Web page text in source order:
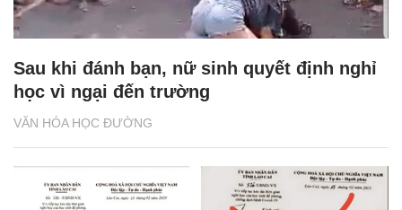
VĂN HÓA HỌC ĐƯỜNG
Sau khi đánh bạn, nữ sinh quyết định nghỉ
học vì ngại đến trường